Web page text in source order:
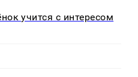
учится с интересом